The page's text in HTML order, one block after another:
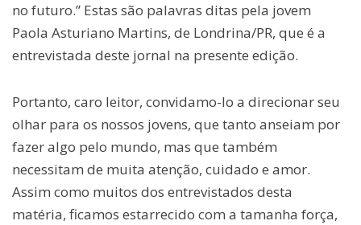
no futuro.” Estas são palavras ditas pela jovem
Paola Asturiano Martins, de Londrina/PR, que é a
entrevistada deste jornal na presente edição.
Portanto, caro leitor, convidamo-lo a direcionar seu
olhar para os nossos jovens, que tanto anseiam por
fazer algo pelo mundo, mas que também
necessitam de muita atenção, cuidado e amor.
Assim como muitos dos entrevistados desta
matéria, ficamos estarrecido com a tamanha força,